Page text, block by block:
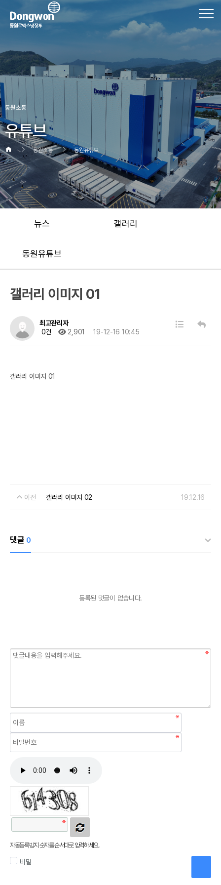
동원소통
유튜브
동원소통 동원유튜브
뉴스 갤러리
동원유튜브
갤러리 이미지 01
최고관리자
0건
2,901 19-12-16 10:45
갤러리 이미지 01
이전 갤러리 이미지 02 19.12.16
댓글 0
등록된 댓글이 없습니다.
자동등록방지 숫자를 순서대로 입력하세요.
비밀